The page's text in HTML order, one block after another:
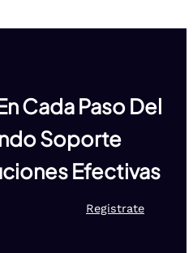
Cada Paso Del
Soporte
Efectivas
Registrate